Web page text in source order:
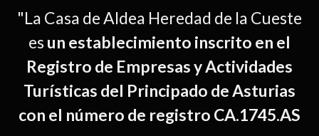
"La Casa de Aldea Heredad de la Cueste
es un establecimiento inscrito en el
Registro de Empresas y Actividades
Turísticas del Principado de Asturias
con el número de registro CA.1745.AS